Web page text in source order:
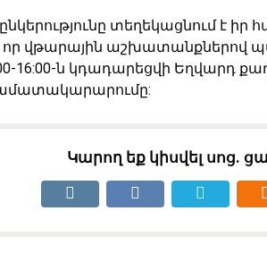
տեղեկացնում է
որ վթարային աշխատանքներով
16:00-ն կդադարեցվի Եղվարդ
Կարող եք կիսվել սոց․